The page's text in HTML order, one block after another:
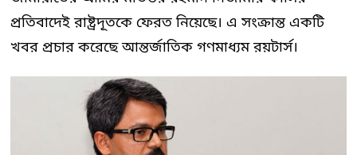
প্রতিবাদেই রাষ্ট্রদূতকে ফেরত নিয়েছে। এ সংক্রান্ত একটি
খবর প্রচার করেছে আন্তর্জাতিক গণমাধ্যম রয়টার্স।